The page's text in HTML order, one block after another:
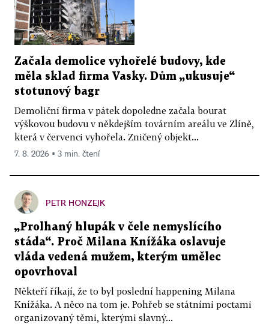
Začala demolice vyhořelé budovy, kde
měla sklad firma Vasky. Dům „ukusuje“
stotunový bagr
Demoliční firma v pátek dopoledne začala bourat
výškovou budovu v někdejším továrním areálu ve Zlíně,
která v červenci vyhořela. Zničený objekt...
7. 8. 2026 ▪ 3 min. čtení
PETR HONZEJK
„Prolhaný hlupák v čele nemyslícího
stáda“. Proč Milana Knížáka oslavuje
vláda vedená mužem, kterým umělec
opovrhoval
Někteří říkají, že to byl poslední happening Milana
Knížáka. A něco na tom je. Pohřeb se státními poctami
organizovaný těmi, kterými slavný...